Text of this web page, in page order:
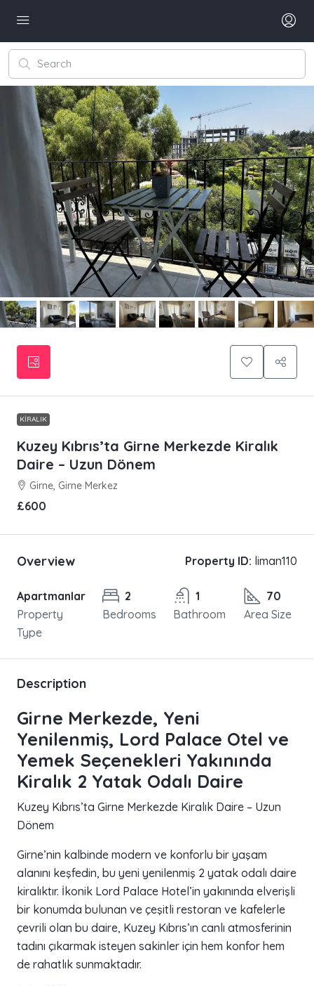
KIRALIK
Kuzey Kıbrıs’ta Girne Merkezde Kiralık
Daire – Uzun Dönem
Girne, Girne Merkez
£600
Overview Property ID: liman110
Apartmanlar
Property
Type
2
Bedrooms
1
Bathroom
70
Area Size
Description
Girne Merkezde, Yeni
Yenilenmiş, Lord Palace Otel ve
Yemek Seçenekleri Yakınında
Kiralık 2 Yatak Odalı Daire
Kuzey Kıbrıs’ta Girne Merkezde Kiralık Daire – Uzun
Dönem
Girne’nin kalbinde modern ve konforlu bir yaşam
alanını keşfedin, bu yeni yenilenmiş 2 yatak odalı daire
kiralıktır. İkonik Lord Palace Hotel’in yakınında elverişli
bir konumda bulunan ve çeşitli restoran ve kafelerle
çevrili olan bu daire, Kuzey Kıbrıs’ın canlı atmosferinin
tadını çıkarmak isteyen sakinler için hem konfor hem
de rahatlık sunmaktadır.